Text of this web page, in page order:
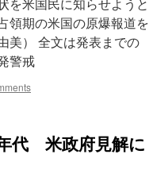
を米国民に知らせようと
領期の米国の原爆報道を
美） 全文は発表までの
警戒
代 米政府見解に